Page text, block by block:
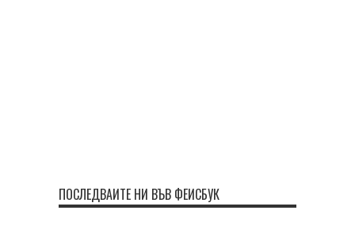
ПОСЛЕДВАЙТЕ НИ ВЪВ ФЕЙСБУК